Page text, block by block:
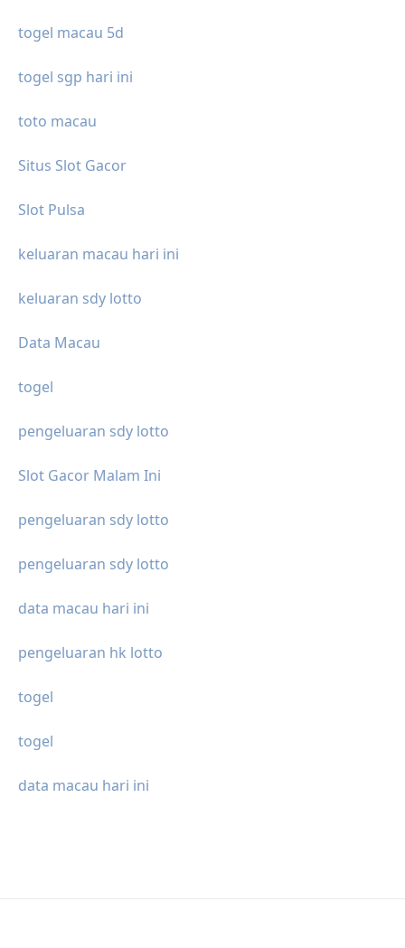
togel macau 5d
togel sgp hari ini
toto macau
Situs Slot Gacor
Slot Pulsa
keluaran macau hari ini
keluaran sdy lotto
Data Macau
togel
pengeluaran sdy lotto
Slot Gacor Malam Ini
pengeluaran sdy lotto
pengeluaran sdy lotto
data macau hari ini
pengeluaran hk lotto
togel
togel
data macau hari ini